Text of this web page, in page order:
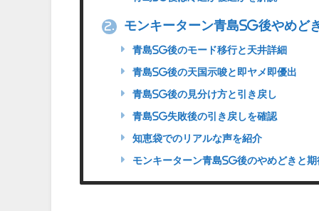
2. モンキーターン青島SG後やめど
青島SG後のモード移行と天井詳細
青島SG後の天国示唆と即ヤメ即優出
青島SG後の見分け方と引き戻し
青島SG失敗後の引き戻しを確認
知恵袋でのリアルな声を紹介
モンキーターン青島SG後のやめどきと